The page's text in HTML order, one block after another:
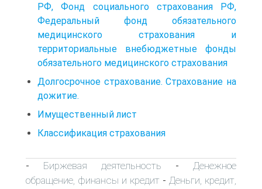
РФ, Фонд социального страхования РФ,
Федеральный фонд обязательного
медицинского страхования и
территориальные внебюджетные фонды
обязательного медицинского страхования
Долгосрочное страхование. Страхование на
дожитие.
Имущественный лист
Классификация страхования
- Биржевая деятельность - Денежное
обращение, финансы и кредит - Деньги, кредит,